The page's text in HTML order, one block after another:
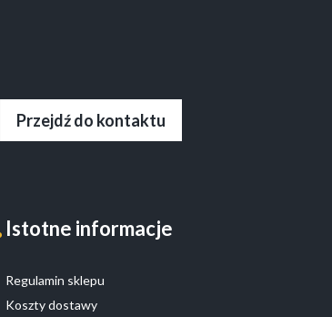
Przejdź do kontaktu
Istotne informacje
Regulamin sklepu
Koszty dostawy